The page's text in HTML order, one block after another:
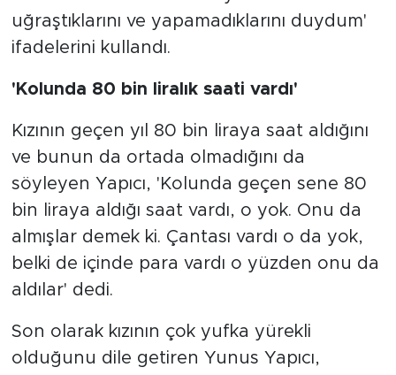
uğraştıklarını ve yapamadıklarını duydum'
ifadelerini kullandı.
'Kolunda 80 bin liralık saati vardı'
Kızının geçen yıl 80 bin liraya saat aldığını
ve bunun da ortada olmadığını da
söyleyen Yapıcı, 'Kolunda geçen sene 80
bin liraya aldığı saat vardı, o yok. Onu da
almışlar demek ki. Çantası vardı o da yok,
belki de içinde para vardı o yüzden onu da
aldılar' dedi.
Son olarak kızının çok yufka yürekli
olduğunu dile getiren Yunus Yapıcı,